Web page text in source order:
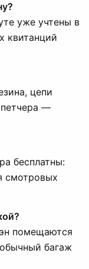
уже учтены в
квитанций
цепи
—
бесплатны:
смотровых
помещаются
багаж